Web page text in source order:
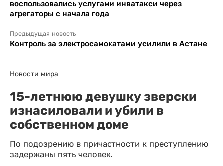
воспользовались услугами инватакси через
агрегаторы с начала года
Предыдущая новость
Контроль за электросамокатами усилили в Астане
Новости мира
15-летнюю девушку зверски
изнасиловали и убили в
собственном доме
По подозрению в причастности к преступлению
задержаны пять человек.